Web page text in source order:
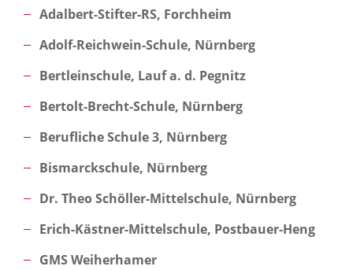
Adalbert-Stifter-RS, Forchheim
Adolf-Reichwein-Schule, Nürnberg
Bertleinschule, Lauf a. d. Pegnitz
Bertolt-Brecht-Schule, Nürnberg
Berufliche Schule 3, Nürnberg
Bismarckschule, Nürnberg
Dr. Theo Schöller-Mittelschule, Nürnberg
Erich-Kästner-Mittelschule, Postbauer-Heng
GMS Weiherhamer